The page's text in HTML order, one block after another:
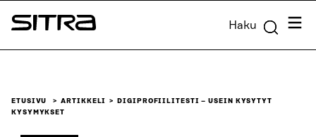
Siirry
suoraan
Sitra Haku
ETUSIVU ARTIKKELI
DIGIPROFIILITESTI – USEIN KYSYTYT
KYSYMYKSET